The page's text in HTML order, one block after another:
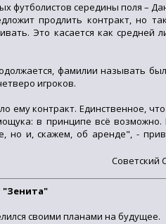
футболистов середины поля –
продлить контракт, но
Это касается как средней
фамилии называть
игроков.
ему контракт. Единственное,
в принципе всё возможно.
но и, скажем, об аренде", -
Советский
"Зенита"
своими планами на будущее.